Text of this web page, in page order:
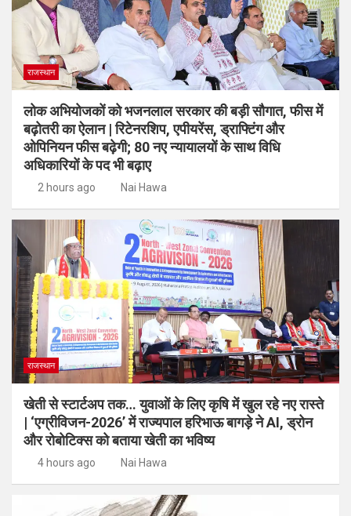
राजस्थान
लोक अभियोजकों को भजनलाल सरकार की बड़ी सौगात, फीस में
बढ़ोतरी का ऐलान | रिटेनरशिप, एपीयरेंस, ड्राफ्टिंग और
ओपिनियन फीस बढ़ेगी; 80 नए न्यायालयों के साथ विधि
अधिकारियों के पद भी बढ़ाए
2 hours ago Nai Hawa
राजस्थान
खेती से स्टार्टअप तक… युवाओं के लिए कृषि में खुल रहे नए रास्ते
| ‘एग्रीविजन-2026’ में राज्यपाल हरिभाऊ बागड़े ने AI, ड्रोन
और रोबोटिक्स को बताया खेती का भविष्य
4 hours ago Nai Hawa